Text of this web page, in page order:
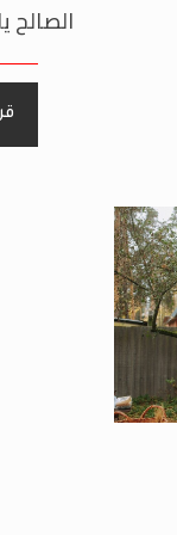
الصالح